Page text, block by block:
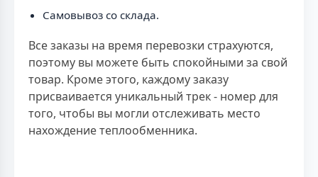
Самовывоз со склада.
Все заказы на время перевозки страхуются,
поэтому вы можете быть спокойными за свой
товар. Кроме этого, каждому заказу
присваивается уникальный трек - номер для
того, чтобы вы могли отслеживать место
нахождение теплообменника.